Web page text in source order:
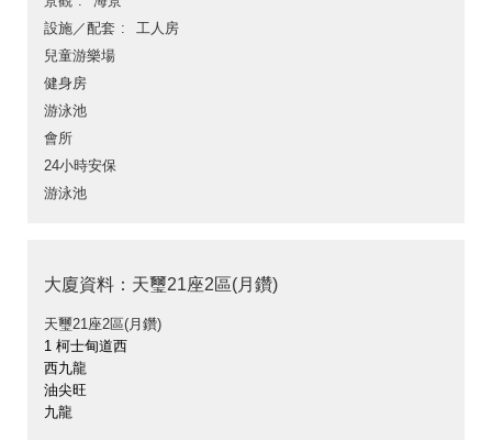
設施／配套
工人房
兒童游樂場
健身房
游泳池
會所
24小時安保
游泳池
大廈資料：天璽21座2區(月鑽)
天璽21座2區(月鑽)
1 柯士甸道西
西九龍
油尖旺
九龍